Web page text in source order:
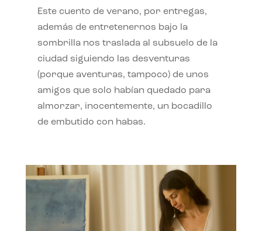
Este cuento de verano, por entregas,
además de entretenernos bajo la
sombrilla nos traslada al subsuelo de la
ciudad siguiendo las desventuras
(porque aventuras, tampoco) de unos
amigos que solo habían quedado para
almorzar, inocentemente, un bocadillo
de embutido con habas.